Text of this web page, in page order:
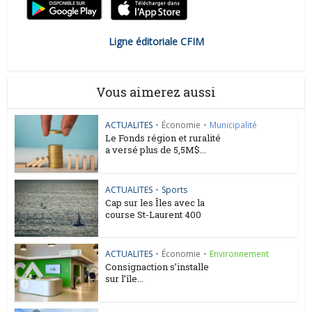
Ligne éditoriale CFIM
Vous aimerez aussi
ACTUALITES • Économie • Municipalité
Le Fonds région et ruralité
a versé plus de 5,5M$...
ACTUALITES • Sports
Cap sur les Îles avec la
course St-Laurent 400
ACTUALITES • Économie • Environnement
Consignaction s’installe
sur l’île...